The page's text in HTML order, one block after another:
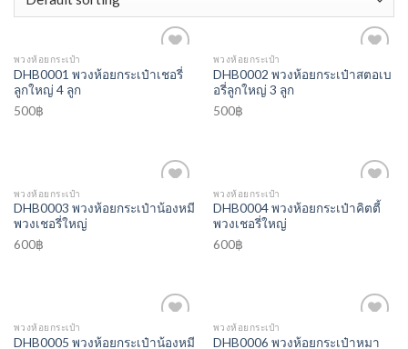
Add to
Wishlist
พวงห้อยกระเป๋า
DHB0001 พวงห้อยกระเป๋าเชอรี่
ลูกใหญ่ 4 ลูก
500฿
Wishlist
พวงห้อยกระเป๋า
DHB0002 พวงห้อยกระเป๋าสตอเบ
อรี่ลูกใหญ่ 3 ลูก
500฿
Add to
Wishlist
พวงห้อยกระเป๋า
DHB0003 พวงห้อยกระเป๋าน้องหมี
พวงเชอรี่ใหญ่
600฿
Add to
Wishlist
พวงห้อยกระเป๋า
DHB0004 พวงห้อยกระเป๋าคิตตี้
พวงเชอรี่ใหญ่
600฿
Add to
พวงห้อยกระเป๋า
DHB0005 พวงห้อยกระเป๋าน้องหมี
พวงห้อยกระเป๋า
DHB0006 พวงห้อยกระเป๋าหมา